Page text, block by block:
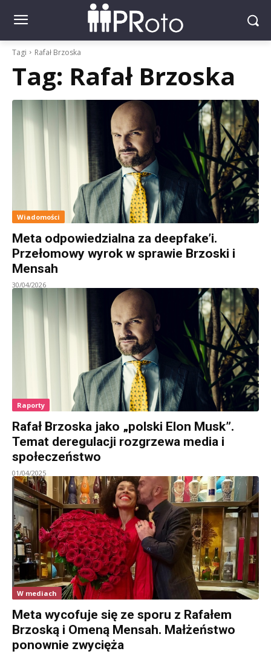
Tagi Rafał Brzoska
Tag: Rafał Brzoska
Wiadomości
Meta odpowiedzialna za deepfake’i.
Przełomowy wyrok w sprawie Brzoski i
Mensah
30/04/2026
Raporty
Rafał Brzoska jako „polski Elon Musk”.
Temat deregulacji rozgrzewa media i
społeczeństwo
01/04/2025
W mediach
Meta wycofuje się ze sporu z Rafałem
Brzoską i Omeną Mensah. Małżeństwo
ponownie zwycięża